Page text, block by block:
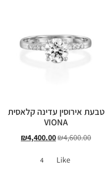
טבעת אירוסין עדינה קלאסית
VIONA
₪4,600.00
₪4,400.00
Like